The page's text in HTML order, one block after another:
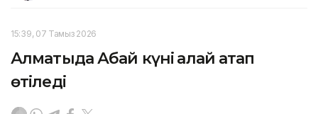
15:39, 07 Тамыз 2026
Алматыда Абай күні қалай атап
өтіледі